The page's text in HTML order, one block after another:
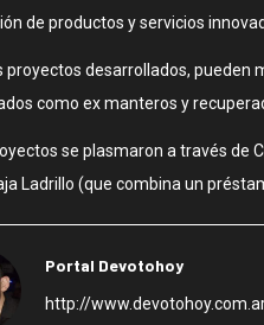
de productos y servicios
proyectos desarrollados, pueden
como ex manteros y
se plasmaron a través de
Ladrillo (que combina un
Portal Devotohoy
http://